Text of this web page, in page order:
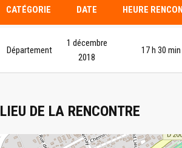
CATÉGORIE DATE HEURE
Département
1 décembre
2018
17 h 30 min
LIEU DE LA RENCONTRE